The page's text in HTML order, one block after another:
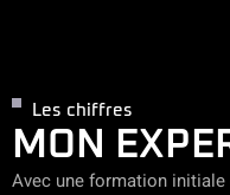
Les chiffres
MON
Avec une formation initiale